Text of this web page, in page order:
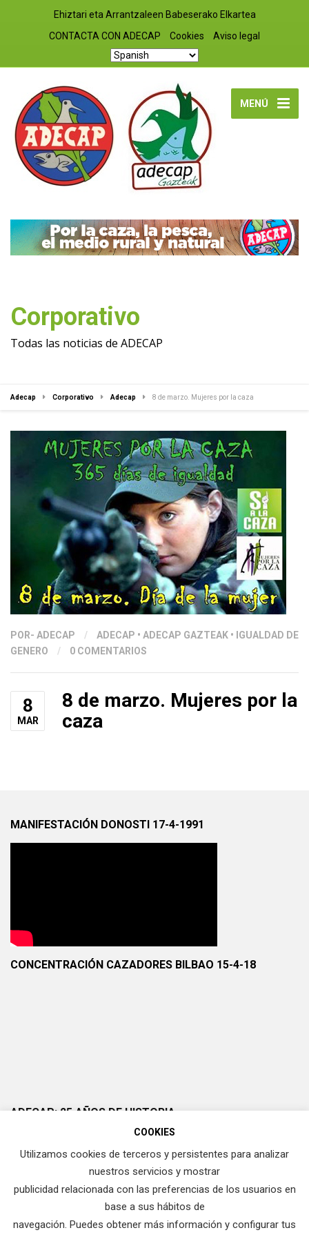
Ehiztari eta Arrantzaleen Babeserako Elkartea
CONTACTA CON ADECAP
Cookies Aviso legal
MENÚ
Corporativo
Todas las noticias de ADECAP
Adecap Corporativo Adecap 8 de marzo. Mujeres por la caza
POR- ADECAP / ADECAP • ADECAP GAZTEAK • IGUALDAD DE
GENERO
/ 0 COMENTARIOS
8
MAR
8 de marzo. Mujeres por la
caza
MANIFESTACIÓN DONOSTI 17-4-1991
CONCENTRACIÓN CAZADORES BILBAO 15-4-18
ADECAP: 25 AÑOS DE HISTORIA
COOKIES
Utilizamos cookies de terceros y persistentes para analizar
nuestros servicios y mostrar
publicidad relacionada con las preferencias de los usuarios en
base a sus hábitos de
navegación. Puedes obtener más información y configurar tus